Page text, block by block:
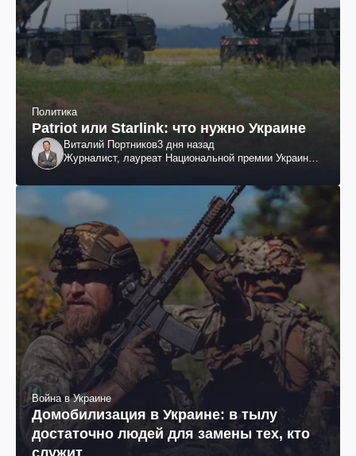
Политика
Patriot или Starlink: что нужно Украине
Виталий Портников3 дня назад
Журналист, лауреат Национальной премии Украины
Война в Украине
Домобилизация в Украине: в тылу
достаточно людей для замены тех, кто